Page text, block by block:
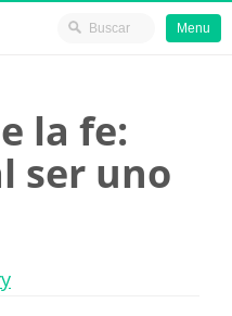
Menu
la fe:
ser uno